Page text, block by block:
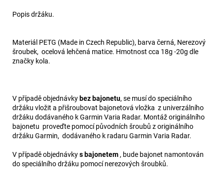
Popis držáku.
Materiál PETG (Made in Czech Republic), barva černá, Nerezový
šroubek, ocelová lehčená matice. Hmotnost cca 18g -20g dle
značky kola.
V případě objednávkybez bajonetu, se musí do speciálního
držáku vložit a přišroubovat bajonetová vložka z univerzálního
držáku dodávaného k Garmin Varia Radar. Montáž originálního
bajonetu proveďte pomocí původních šroubů z originálního
držáku Garmin, dodávaného k radaru Garmin Varia Radar.
V případě objednávkys bajonetem , bude bajonet namontován
do speciálního držáku pomocí nerezových šroubků.